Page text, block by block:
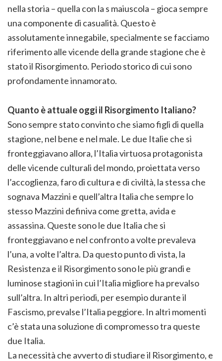
nella storia – quella con la s maiuscola – gioca sempre
una componente di casualità. Questo è
assolutamente innegabile, specialmente se facciamo
riferimento alle vicende della grande stagione che è
stato il Risorgimento. Periodo storico di cui sono
profondamente innamorato.
Quanto è attuale oggi il Risorgimento Italiano?
Sono sempre stato convinto che siamo figli di quella
stagione, nel bene e nel male. Le due Italie che si
fronteggiavano allora, l’Italia virtuosa protagonista
delle vicende culturali del mondo, proiettata verso
l’accoglienza, faro di cultura e di civiltà, la stessa che
sognava Mazzini e quell’altra Italia che sempre lo
stesso Mazzini definiva come gretta, avida e
assassina. Queste sono le due Italia che si
fronteggiavano e nel confronto a volte prevaleva
l’una, a volte l’altra. Da questo punto di vista, la
Resistenza e il Risorgimento sono le più grandi e
luminose stagioni in cui l’Italia migliore ha prevalso
sull’altra. In altri periodi, per esempio durante il
Fascismo, prevalse l’Italia peggiore. In altri momenti
c’è stata una soluzione di compromesso tra queste
due Italia.
La necessità che avverto di studiare il Risorgimento, e